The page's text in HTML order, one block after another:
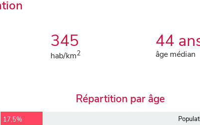
345
hab/km2
44
âge médian
Répartition par âge
17,5%